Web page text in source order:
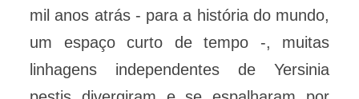
mil anos atrás - para a história do mundo,
um espaço curto de tempo -, muitas
linhagens independentes de Yersinia